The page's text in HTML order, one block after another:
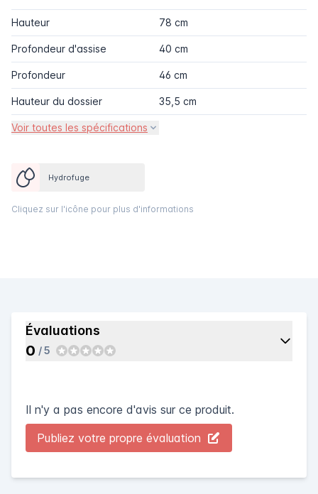
Hauteur 78 cm
Profondeur d'assise 40 cm
Profondeur 46 cm
Hauteur du dossier 35,5 cm
Voir toutes les spécifications
Hydrofuge
Cliquez sur l'icône pour plus d'informations
Évaluations
0 / 5
Il n'y a pas encore d'avis sur ce produit.
Publiez votre propre évaluation